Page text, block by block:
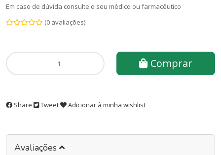
Em caso de dúvida consulte o seu médico ou farmacêutico
(0 avaliações)
Comprar
Share Tweet Adicionar à minha wishlist
Avaliações